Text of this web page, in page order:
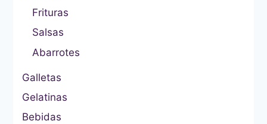
Frituras
Salsas
Abarrotes
Galletas
Gelatinas
Bebidas